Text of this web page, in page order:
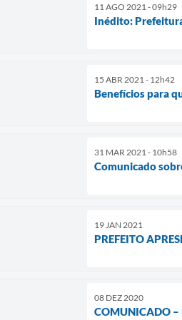
11 AGO 2021 - 09h29
Inédito:
15 ABR 2021 - 12h42
Benefícios para
31 MAR 2021 - 10h58
Comunicado
19 JAN 2021
PREFEITO
08 DEZ 2020
COMUNICADO –